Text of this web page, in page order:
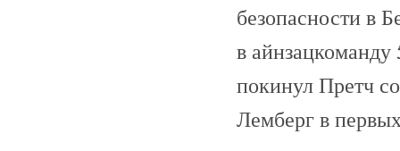
безопасности в
в
покинул Претч
Лемберг в